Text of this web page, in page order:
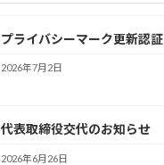
プライバシーマーク更新認証
2026年7月2日
代表取締役交代のお知らせ
2026年6月26日